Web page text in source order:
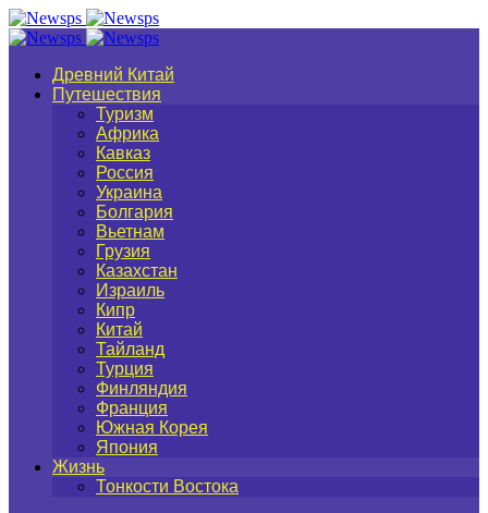
Древний Китай
Путешествия
Туризм
Африка
Кавказ
Россия
Украина
Болгария
Вьетнам
Грузия
Казахстан
Израиль
Кипр
Китай
Тайланд
Турция
Финляндия
Франция
Южная Корея
Япония
Жизнь
Тонкости Востока